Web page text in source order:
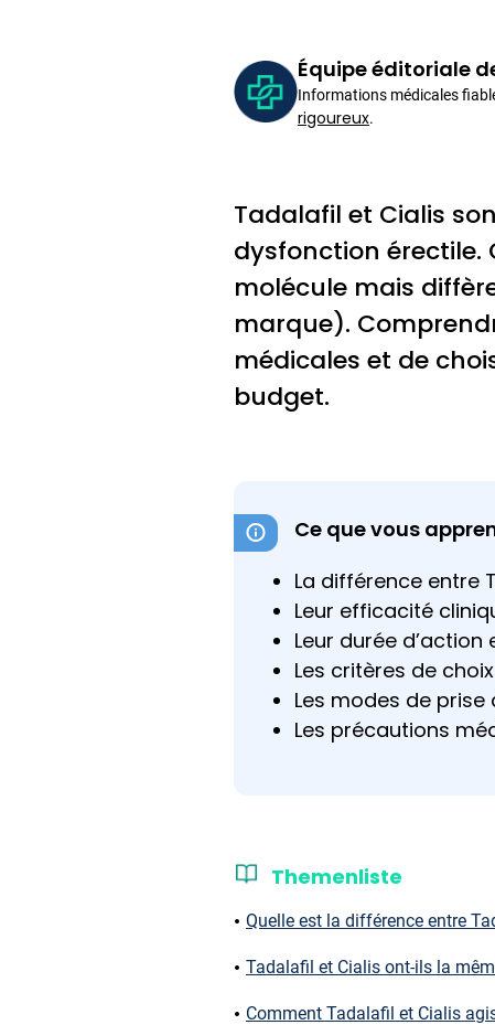
Équipe éditoriale
Informations médicales
rigoureux.
Tadalafil et Cialis
dysfonction érectile.
molécule mais
marque).
médicales et de
budget.
Ce que vous
La différence entre
Leur efficacité
Leur durée
Les critères de
Les modes de prise
Les précautions
Themenliste
Quelle est la différence entre
Tadalafil et Cialis ont-ils la
Comment Tadalafil et Cialis